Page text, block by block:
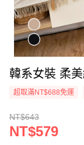
韓系女裝 柔
超取滿NT$688免運
NT$643
NT$579